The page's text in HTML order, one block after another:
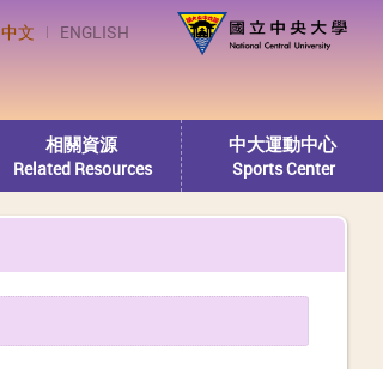
中文 ENGLISH
相關資源
Related Resources
中大運動中心
Sports Center